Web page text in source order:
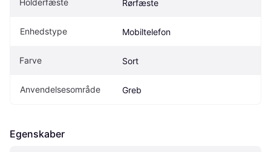
Holderfæste Rørfæste
Enhedstype Mobiltelefon
Farve Sort
Anvendelsesområde Greb
Egenskaber